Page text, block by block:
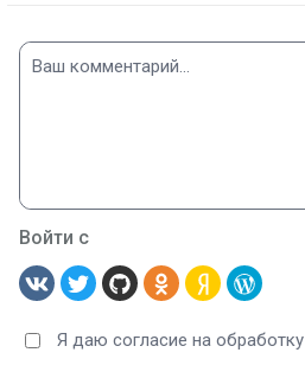
Войти с
Я даю согласие на обработку